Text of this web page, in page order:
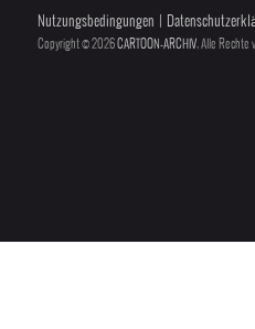
Nutzungsbedingungen
Copyright © 2026CARTOON-ARCHIV, Alle Rechte